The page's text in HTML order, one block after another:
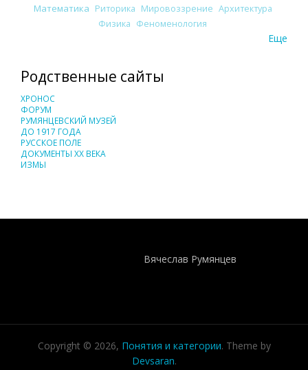
Математика Риторика Мировоззрение Архитектура
Физика Феноменология
Еще
Родственные сайты
ХРОНОС
ФОРУМ
РУМЯНЦЕВСКИЙ МУЗЕЙ
ДО 1917 ГОДА
РУССКОЕ ПОЛЕ
ДОКУМЕНТЫ XX ВЕКА
ИЗМЫ
Вячеслав Румянцев
Copyright © 2026, Понятия и категории. Theme by
Devsaran.